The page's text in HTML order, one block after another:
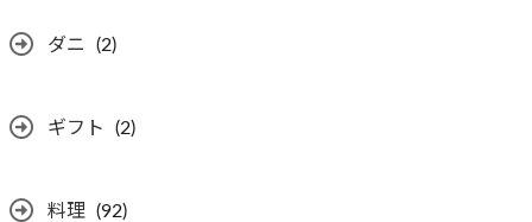
ダニ (2)
ギフト (2)
料理 (92)